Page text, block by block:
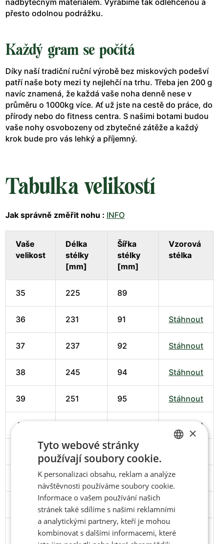
nadbytečným materiálem. Vyrábíme tak odlehčenou a
přesto odolnou podrážku.
Každý gram se počítá
Díky naší tradiční ruční výrobě bez miskových podešví
patří naše boty mezi ty nejlehčí na trhu. Třeba jen 200 g
navíc znamená, že každá vaše noha denně nese v
průměru o 1000kg více. Ať už jste na cestě do práce, do
přírody nebo do fitness centra. S našimi botami budou
vaše nohy osvobozeny od zbytečné zátěže a každý
krok bude pro vás lehký a příjemný.
Tabulka velikostí
Jak správně změřit nohu : INFO
Vaše
velikost
Délka
stélky
[mm]
Šířka
stélky
[mm]
Vzorová
stélka
35 225 89
36 231 91 Stáhnout
37 237 92 Stáhnout
38 245 94 Stáhnout
39 251 95 Stáhnout
40 Stáhnout
266 102
274 102 Stáhnout
279 103 Stáhnout
286 106 Stáhnout
ENGLISH
×
Tyto webové stránky
používají soubory cookie.
K personalizaci obsahu, reklam a analýze
návštěvnosti používáme soubory cookie.
Informace o vašem používání našich
stránek také sdílíme s našimi reklamními
a analytickými partnery, kteří je mohou
kombinovat s dalšími informacemi, které